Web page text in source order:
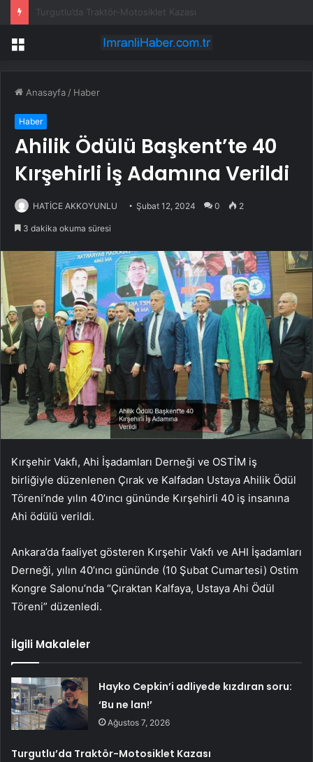
Menü
Anasayfa / Haber
Haber
Ahilik Ödülü Başkent’te 40
Kırşehirli İş Adamına Verildi
HATİCE AKKOYUNLU Şubat 12, 2024 0 2
3 dakika okuma süresi
Kırşehir Vakfı, Ahi İşadamları Derneği ve OSTİM iş
birliğiyle düzenlenen Çırak ve Kalfadan Ustaya Ahilik Ödül
Töreni’nde yılın 40’ıncı gününde Kırşehirli 40 iş insanına
Ahi ödülü verildi.
Ankara’da faaliyet gösteren Kırşehir Vakfı ve AHI İşadamları
Derneği, yılın 40’ıncı gününde (10 Şubat Cumartesi) Ostim
Kongre Salonu’nda “Çıraktan Kalfaya, Ustaya Ahi Ödül
Töreni” düzenledi.
İlgili Makaleler
Hayko Cepkin’i adliyede kızdıran soru:
‘Bu ne lan!’
Ağustos 7, 2026
Turgutlu’da Traktör-Motosiklet Kazası